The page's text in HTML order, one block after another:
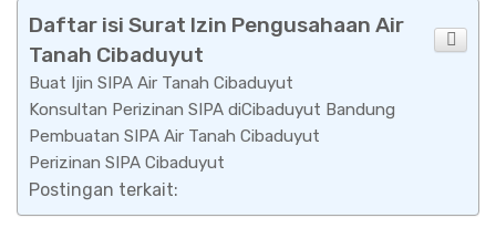
Daftar isi Surat Izin Pengusahaan Air
Tanah Cibaduyut
Buat Ijin SIPA Air Tanah Cibaduyut
Konsultan Perizinan SIPA diCibaduyut Bandung
Pembuatan SIPA Air Tanah Cibaduyut
Perizinan SIPA Cibaduyut
Postingan terkait: